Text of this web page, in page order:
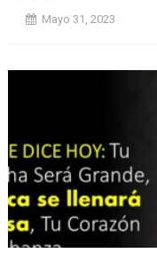
Mayo 31, 2023